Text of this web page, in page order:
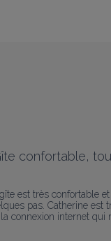
confortable,
est très
pas. Catherine
connexion internet